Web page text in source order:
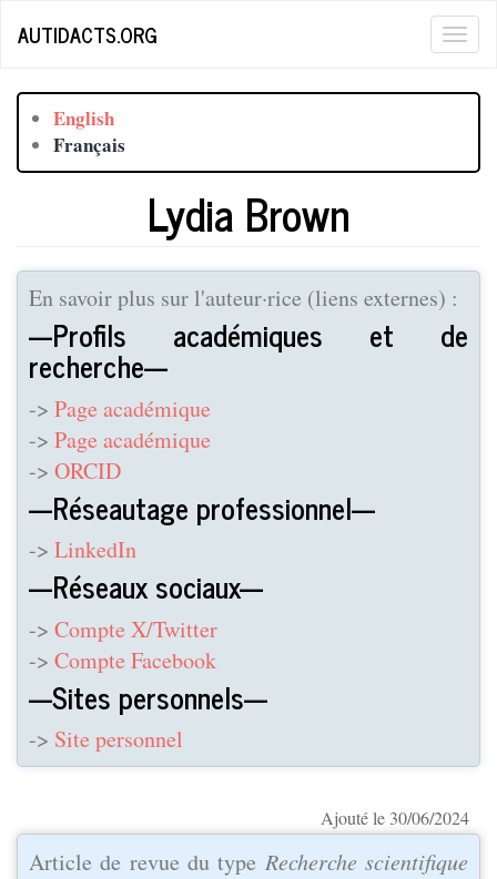
AUTIDACTS.ORG
English
Français
Lydia Brown
En savoir plus sur l'auteur·rice (liens externes) :
---Profils académiques et de
recherche---
-> Page académique
-> Page académique
-> ORCID
---Réseautage professionnel---
-> LinkedIn
---Réseaux sociaux---
-> Compte X/Twitter
-> Compte Facebook
---Sites personnels---
-> Site personnel
Ajouté le 30/06/2024
Article de revue du type Recherche scientifique